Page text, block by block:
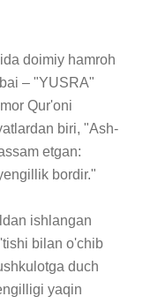
doimiy hamroh
– "YUSRA"
Qur'oni
biri, "Ash-
etgan:
bordir."
ishlangan
bilan o'chib
duch
yaqin